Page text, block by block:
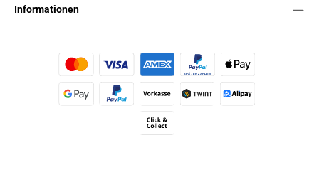
Informationen
Kredit- oder Debitkarte Später BezahlenApple Pay
Vorkasse